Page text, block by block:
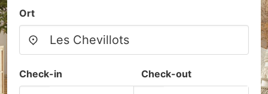
Ort
Check-in Check-out